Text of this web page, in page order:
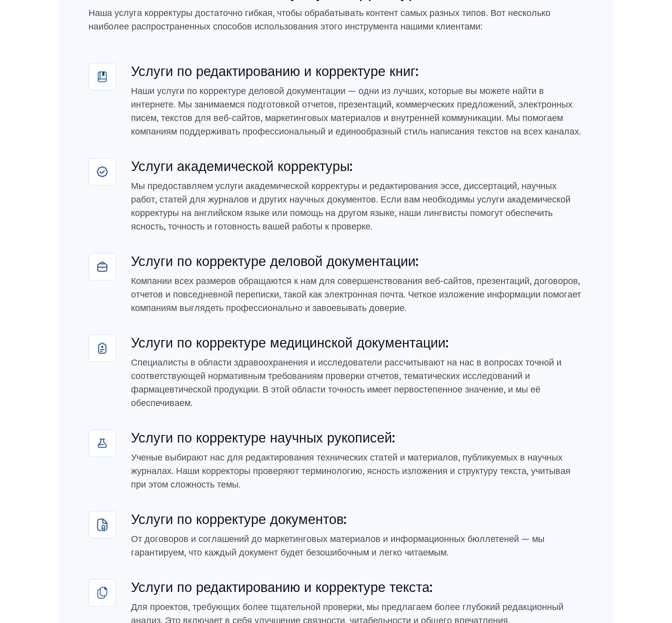
Наша услуга корректуры достаточно гибкая, чтобы обрабатывать контент самых разных типов. Вот несколько
наиболее распространенных способов использования этого инструмента нашими клиентами:
Услуги по редактированию и корректуре книг:
Наши услуги по корректуре деловой документации — одни из лучших, которые вы можете найти в
интернете. Мы занимаемся подготовкой отчетов, презентаций, коммерческих предложений, электронных
писем, текстов для веб-сайтов, маркетинговых материалов и внутренней коммуникации. Мы помогаем
компаниям поддерживать профессиональный и единообразный стиль написания текстов на всех каналах.
Услуги академической корректуры:
Мы предоставляем услуги академической корректуры и редактирования эссе, диссертаций, научных
работ, статей для журналов и других научных документов. Если вам необходимы услуги академической
корректуры на английском языке или помощь на другом языке, наши лингвисты помогут обеспечить
ясность, точность и готовность вашей работы к проверке.
Услуги по корректуре деловой документации:
Компании всех размеров обращаются к нам для совершенствования веб-сайтов, презентаций, договоров,
отчетов и повседневной переписки, такой как электронная почта. Четкое изложение информации помогает
компаниям выглядеть профессионально и завоевывать доверие.
Услуги по корректуре медицинской документации:
Специалисты в области здравоохранения и исследователи рассчитывают на нас в вопросах точной и
соответствующей нормативным требованиям проверки отчетов, тематических исследований и
фармацевтической продукции. В этой области точность имеет первостепенное значение, и мы её
обеспечиваем.
Услуги по корректуре научных рукописей:
Ученые выбирают нас для редактирования технических статей и материалов, публикуемых в научных
журналах. Наши корректоры проверяют терминологию, ясность изложения и структуру текста, учитывая
при этом сложность темы.
Услуги по корректуре документов:
От договоров и соглашений до маркетинговых материалов и информационных бюллетеней — мы
гарантируем, что каждый документ будет безошибочным и легко читаемым.
Услуги по редактированию и корректуре текста:
Для проектов, требующих более тщательной проверки, мы предлагаем более глубокий редакционный
анализ. Это включает в себя улучшение связности, читабельности и общего впечатления.